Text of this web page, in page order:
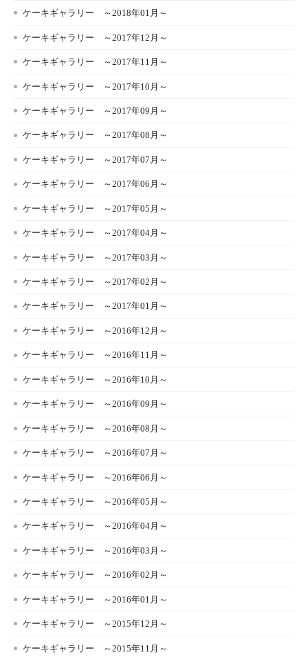
ケーキギャラリー ～2018年01月～
ケーキギャラリー ～2017年12月～
ケーキギャラリー ～2017年11月～
ケーキギャラリー ～2017年10月～
ケーキギャラリー ～2017年09月～
ケーキギャラリー ～2017年08月～
ケーキギャラリー ～2017年07月～
ケーキギャラリー ～2017年06月～
ケーキギャラリー ～2017年05月～
ケーキギャラリー ～2017年04月～
ケーキギャラリー ～2017年03月～
ケーキギャラリー ～2017年02月～
ケーキギャラリー ～2017年01月～
ケーキギャラリー ～2016年12月～
ケーキギャラリー ～2016年11月～
ケーキギャラリー ～2016年10月～
ケーキギャラリー ～2016年09月～
ケーキギャラリー ～2016年08月～
ケーキギャラリー ～2016年07月～
ケーキギャラリー ～2016年06月～
ケーキギャラリー ～2016年05月～
ケーキギャラリー ～2016年04月～
ケーキギャラリー ～2016年03月～
ケーキギャラリー ～2016年02月～
ケーキギャラリー ～2016年01月～
ケーキギャラリー ～2015年12月～
ケーキギャラリー ～2015年11月～